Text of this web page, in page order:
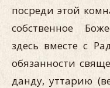
посреди этой
собственное
здесь вместе с
обязанности
данду, уттарию